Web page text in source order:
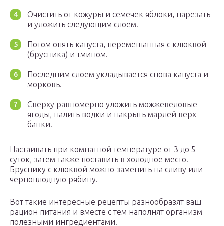
Очистить от кожуры и семечек яблоки, нарезать
и уложить следующим слоем.
Потом опять капуста, перемешанная с клюквой
(брусника) и тмином.
Последним слоем укладывается снова капуста и
морковь.
Сверху равномерно уложить можжевеловые
ягоды, налить водки и накрыть марлей верх
банки.
Настаивать при комнатной температуре от 3 до 5
суток, затем также поставить в холодное место.
Бруснику с клюквой можно заменить на сливу или
черноплодную рябину.
Вот такие интересные рецепты разнообразят ваш
рацион питания и вместе с тем наполнят организм
полезными ингредиентами.